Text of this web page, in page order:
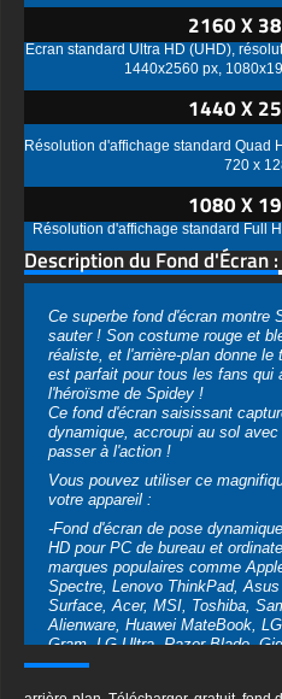
2160 X
Écran standard Ultra HD (UHD),
1440x2560 px,
1440 X
Résolution d'affichage standard Quad
720 x
1080 X
Résolution d'affichage standard Full
Description du Fond d'Écran :
Ce superbe fond d'écran montre
sauter ! Son costume rouge et
réaliste, et l'arrière-plan donne
est parfait pour tous les fans qui
l'héroïsme de Spidey !
Ce fond d'écran saisissant
dynamique, accroupi au sol
passer à l'action !
Vous pouvez utiliser ce
votre appareil :
-Fond d'écran de pose
HD pour PC de bureau et
marques populaires comme
Spectre, Lenovo ThinkPad,
Surface, Acer, MSI, Toshiba,
Alienware, Huawei MateBook,
Gram, LG Ultra, Razer Blade,
-Fond d'écran de pose
HD pour appareil mobile